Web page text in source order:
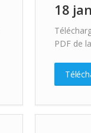
18
PDF de